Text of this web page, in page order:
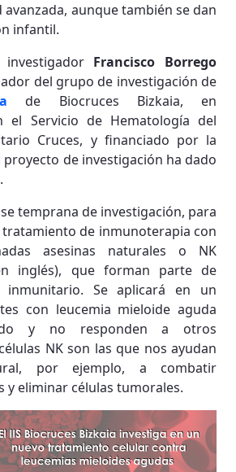
avanzada, aunque también se dan
infantil.
Francisco Borrego
del grupo de investigación de
de Biocruces Bizkaia, en
el Servicio de Hematología del
Cruces, y financiado por la
proyecto de investigación ha dado
temprana de investigación, para
de inmunoterapia con
asesinas naturales o NK
inglés), que forman parte de
inmunitario. Se aplicará en un
con leucemia mieloide aguda
y no responden a otros
NK son las que nos ayudan
por ejemplo, a combatir
y eliminar células tumorales.